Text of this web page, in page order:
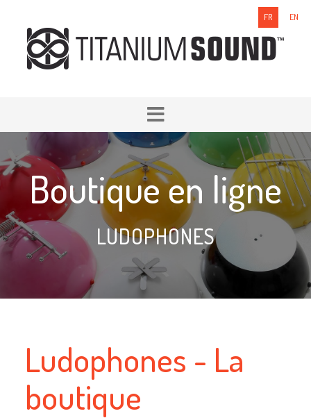
FR EN
Boutique en ligne
LUDOPHONES
Ludophones - La
boutique